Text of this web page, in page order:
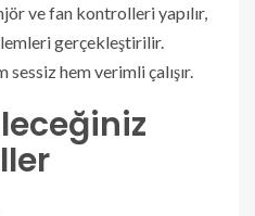
ve fan kontrolleri yapılır,
gerçekleştirilir.
sessiz hem verimli çalışır.